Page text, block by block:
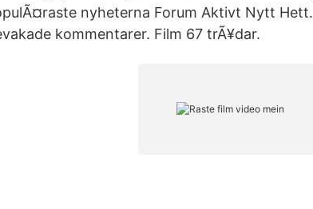
nyheterna Forum Aktivt Nytt Hett.
kommentarer. Film 67 trÃ¥dar.